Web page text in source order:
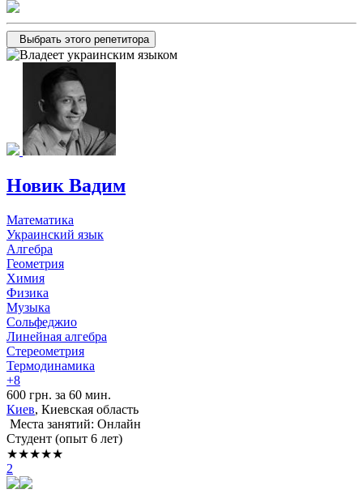
Выбрать этого репетитора
Новик Вадим
Математика
Украинский язык
Алгебра
Геометрия
Химия
Физика
Музыка
Сольфеджио
Линейная алгебра
Стереометрия
Термодинамика
+8
600 грн. за 60 мин.
Киев, Киевская область
Места занятий: Онлайн
Cтудент (опыт 6 лет)
★★★★★
2